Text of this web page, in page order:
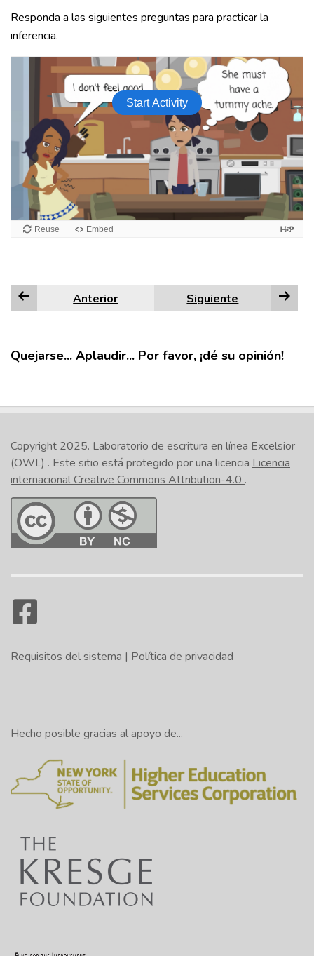
Responda a las siguientes preguntas para practicar la
inferencia.
Anterior Siguiente
Quejarse... Aplaudir... Por favor, ¡dé su opinión!
Copyright 2025. Laboratorio de escritura en línea Excelsior
(OWL) . Este sitio está protegido por una licencia Licencia
internacional Creative Commons Attribution-4.0 .
Requisitos del sistema | Política de privacidad
Hecho posible gracias al apoyo de...